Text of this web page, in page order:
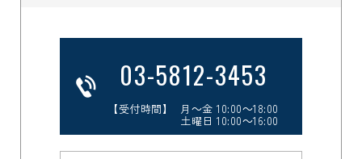
03-5812-3453
【受付時間】 月～金 10:00～18:00
土曜日 10:00～16:00